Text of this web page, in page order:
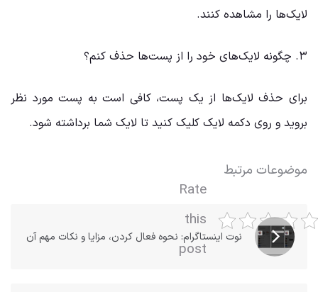
لایک‌ها را مشاهده کنند.
۳. چگونه لایک‌های خود را از پست‌ها حذف کنم؟
برای حذف لایک‌ها از یک پست، کافی است به پست مورد نظر
بروید و روی دکمه لایک کلیک کنید تا لایک شما برداشته شود.
Rate
this
post
موضوعات مرتبط
نوت اینستاگرام: نحوه فعال کردن، مزایا و نکات مهم آن